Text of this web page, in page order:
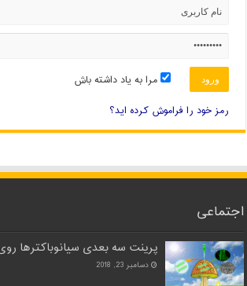
مرا به یاد داشته باش
رمز خود را فراموش کرده اید؟
اجتماعی
پرینت سه بعدی سیانوباکترها
دسامبر 23, 2018